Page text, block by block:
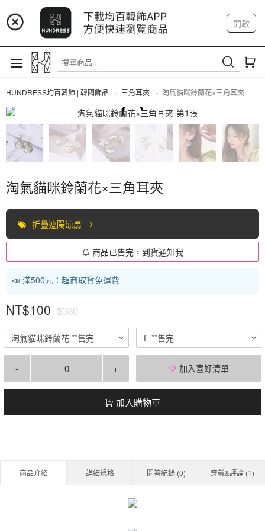
📢 市集預告：9/4-9/6 淡水捷運站
📢 市集預告：9/12-9/13 八里海巡基地
📢 市集預告：8/22-8/23 桃園青埔置地廣場
開啟
註冊 我的帳戶
HUNDRESS均百韓飾 | 韓國飾品 三角耳夾 淘氣貓咪鈴蘭花×三角耳夾
淘氣貓咪鈴蘭花×三角耳夾
折疊遮陽涼扇
商品已售完，到貨通知我
📣 滿500元：超商取貨免運費
NT$100 $380
淘氣貓咪鈴蘭花 **售完 F **售完
- + 加入喜好清單
加入購物車
商品介紹 詳細規格 問答紀錄 (0) 穿戴&評論 (1)